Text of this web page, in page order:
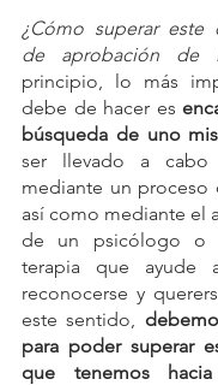
¿Cómo superar este
de aprobación de
principio, lo más
debe de hacer es
búsqueda de uno
ser llevado a cabo
mediante un proceso
así como mediante el
de un psicólogo o
terapia que ayude
reconocerse y
este sentido,
para poder superar
que tenemos